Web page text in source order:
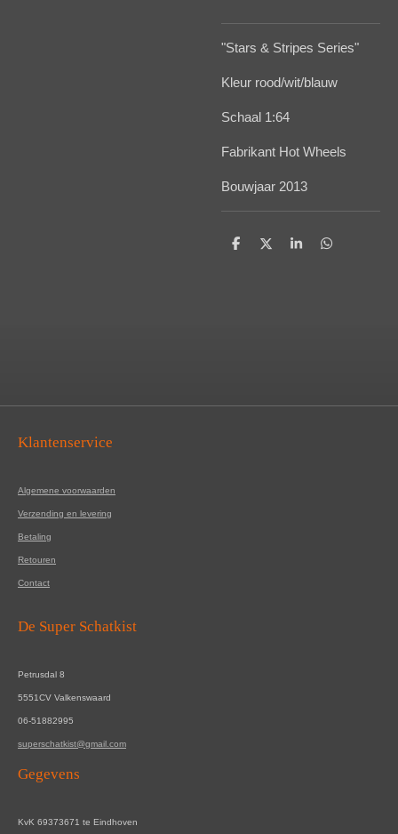
"Stars & Stripes Series"
Kleur rood/wit/blauw
Schaal 1:64
Fabrikant Hot Wheels
Bouwjaar 2013
D
D
S
D
Klantenservice
Algemene voorwaarden
Verzending en levering
Betaling
Retouren
Contact
De Super Schatkist
Petrusdal 8
5551CV Valkenswaard
06-51882995
superschatkist@gmail.com
Gegevens
KvK 69373671 te Eindhoven